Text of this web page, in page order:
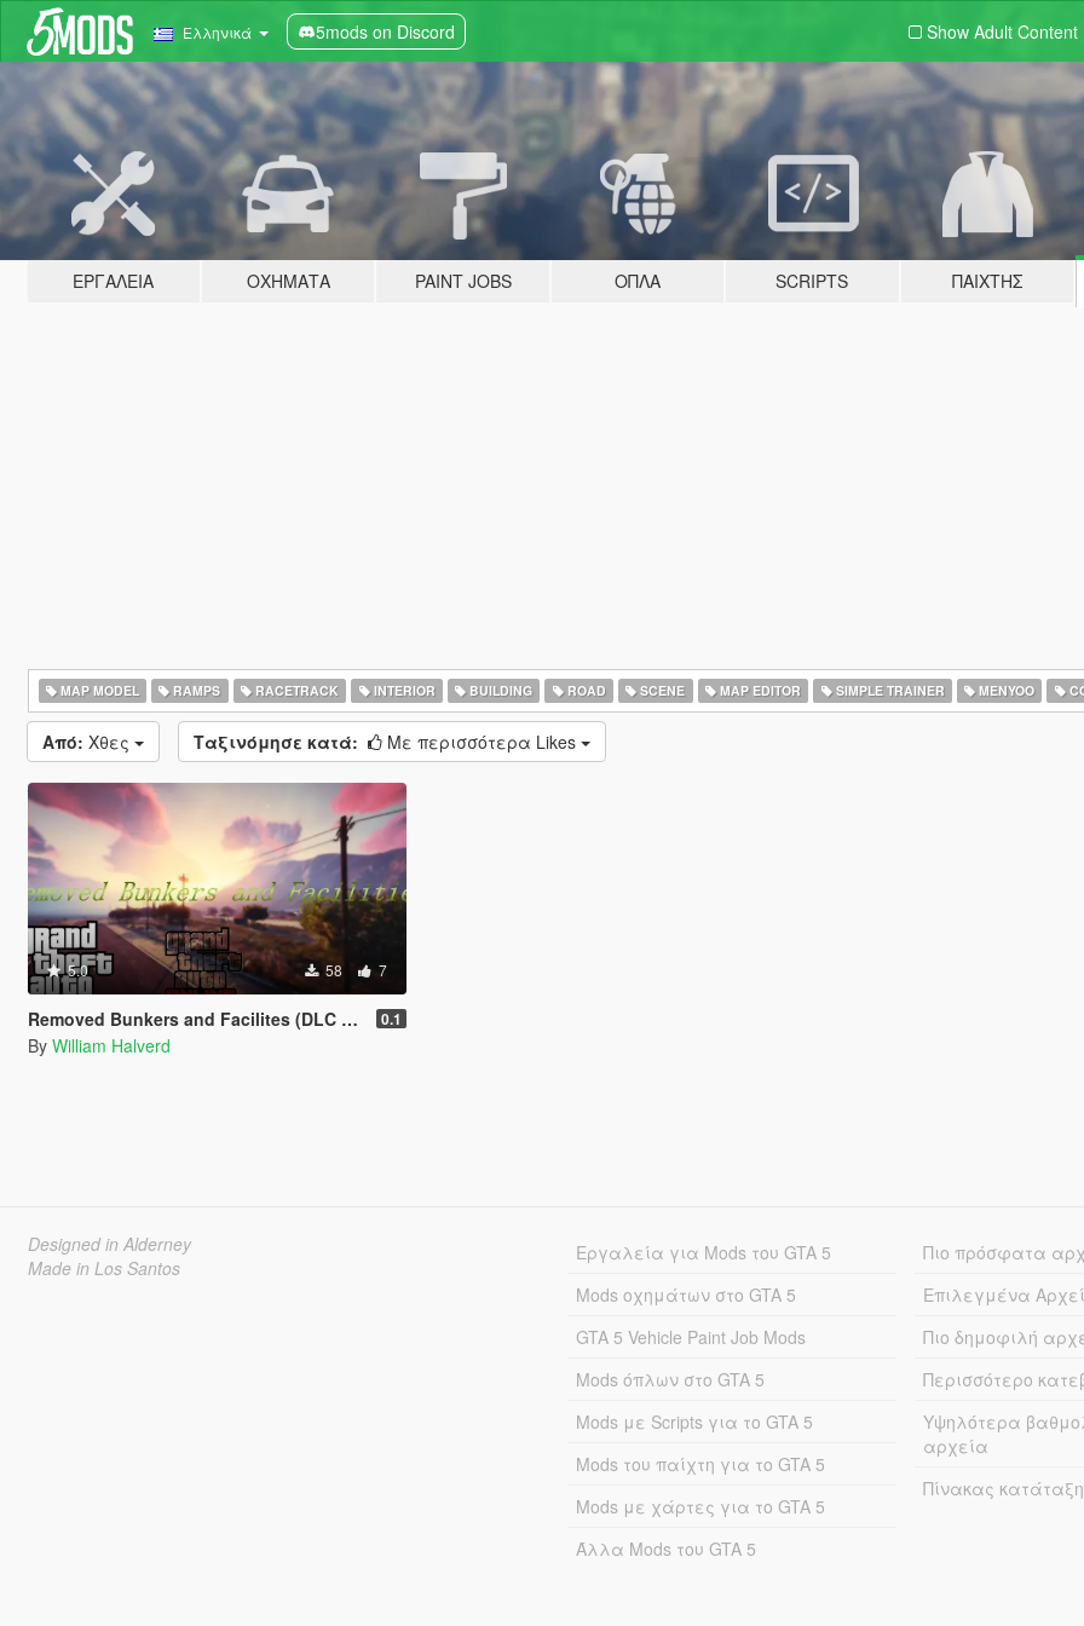
Ελληνικά 5mods on Discord Show Adult Content
ΕΡΓΑΛΕΊΑ ΟΧΉΜΑΤΑ PAINT JOBS ΌΠΛΑ SCRIPTS ΠΑΊΧΤΗΣ
MAP MODEL RAMPS RACETRACK INTERIOR BUILDING ROAD SCENE MAP EDITOR SIMPLE TRAINER MENYOO
Από: Χθες Ταξινόμησε κατά: Με περισσότερα Likes
5.0 58 7
Removed Bunkers and Facilites (DLC add-on) 0.1
By William Halverd
Designed in Alderney
Made in Los Santos
Εργαλεία για Mods του GTA 5
Mods οχημάτων στο GTA 5
GTA 5 Vehicle Paint Job Mods
Mods όπλων στο GTA 5
Mods με Scripts για το GTA 5
Mods του παίχτη για το GTA 5
Mods με χάρτες για το GTA 5
Άλλα Mods του GTA 5
Πιο πρόσφατα
Επιλεγμένα
Πιο δημοφιλή
Περισσότερο
Υψηλότερα
αρχεία
Πίνακας